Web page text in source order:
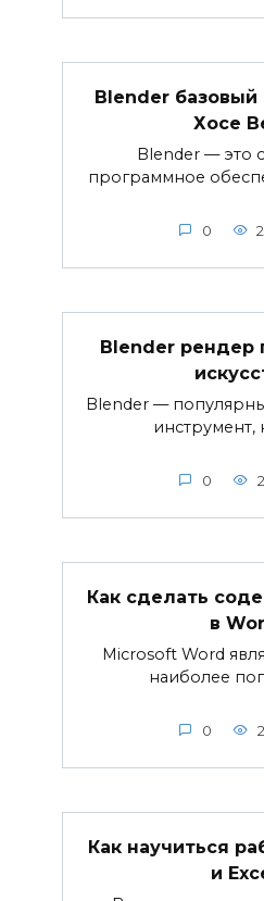
Blender базовый
Хосе
Blender — это
программное
0
Blender рендер
Blender —
инструмент,
0
Как сделать
в
Microsoft Word
наиболее
0
Как научиться
и